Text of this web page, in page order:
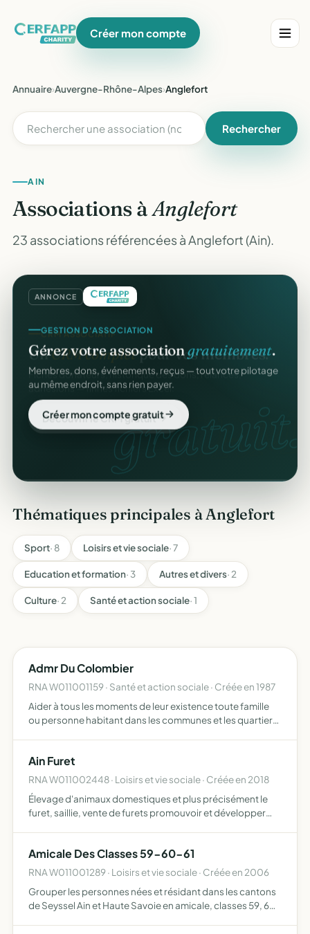
Créer mon compte
Annuaire›Auvergne-Rhône-Alpes›Anglefort
Rechercher
AIN
Associations àAnglefort
23 associations référencées à Anglefort (Ain).
ANNONCE
gratuit.
GESTION D'ASSOCIATION
Gérez votre associationgratuitement.
Membres, dons, événements, reçus — tout votre pilotage
au même endroit, sans rien payer.
Créer mon compte gratuit
CRM ASSOCIATIF
UnCRM completpour vos membres.
Fiches donateurs, historique des dons, relances,
adhésions — fini les fichiers Excel.
Découvrir le CRM gratuit
Thématiques principales à Anglefort
Sport· 8 Loisirs et vie sociale· 7
Education et formation· 3 Autres et divers· 2
Culture· 2 Santé et action sociale· 1
Admr Du Colombier
RNA W011001159 · Santé et action sociale · Créée en 1987
Aider à tous les moments de leur existence toute famille
ou personne habitant dans les communes et les quartiers
Ain Furet
RNA W011002448 · Loisirs et vie sociale · Créée en 2018
Élevage d'animaux domestiques et plus précisément le
furet, saillie, vente de furets promouvoir et développer
Amicale Des Classes 59-60-61
RNA W011001289 · Loisirs et vie sociale · Créée en 2006
Grouper les personnes nées et résidant dans les cantons
de Seyssel Ain et Haute Savoie en amicale, classes 59, 60